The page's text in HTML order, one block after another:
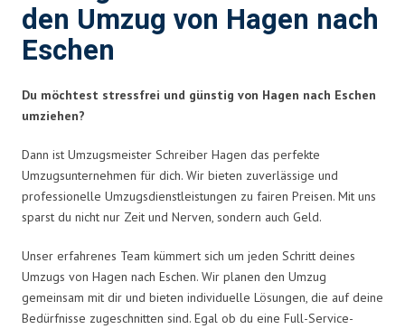
den Umzug von Hagen nach
Eschen
Du möchtest stressfrei und günstig von Hagen nach Eschen
umziehen?
Dann ist Umzugsmeister Schreiber Hagen das perfekte
Umzugsunternehmen für dich. Wir bieten zuverlässige und
professionelle Umzugsdienstleistungen zu fairen Preisen. Mit uns
sparst du nicht nur Zeit und Nerven, sondern auch Geld.
Unser erfahrenes Team kümmert sich um jeden Schritt deines
Umzugs von Hagen nach Eschen. Wir planen den Umzug
gemeinsam mit dir und bieten individuelle Lösungen, die auf deine
Bedürfnisse zugeschnitten sind. Egal ob du eine Full-Service-